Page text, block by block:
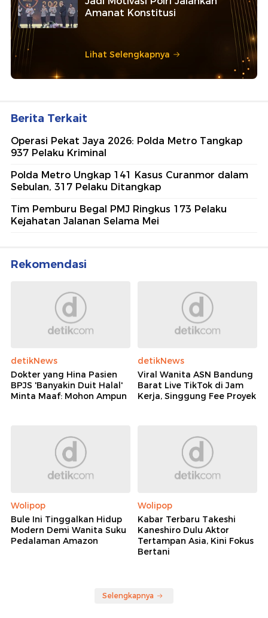
Amanat Konstitusi
Lihat Selengkapnya
Berita Terkait
Operasi Pekat Jaya 2026: Polda Metro Tangkap
937 Pelaku Kriminal
Polda Metro Ungkap 141 Kasus Curanmor dalam
Sebulan, 317 Pelaku Ditangkap
Tim Pemburu Begal PMJ Ringkus 173 Pelaku
Kejahatan Jalanan Selama Mei
Rekomendasi
detikNews
Dokter yang Hina Pasien
BPJS 'Banyakin Duit Halal'
Minta Maaf: Mohon Ampun
detikNews
Viral Wanita ASN Bandung
Barat Live TikTok di Jam
Kerja, Singgung Fee Proyek
Wolipop
Bule Ini Tinggalkan Hidup
Modern Demi Wanita Suku
Pedalaman Amazon
Wolipop
Kabar Terbaru Takeshi
Kaneshiro Dulu Aktor
Tertampan Asia, Kini Fokus
Bertani
Selengkapnya